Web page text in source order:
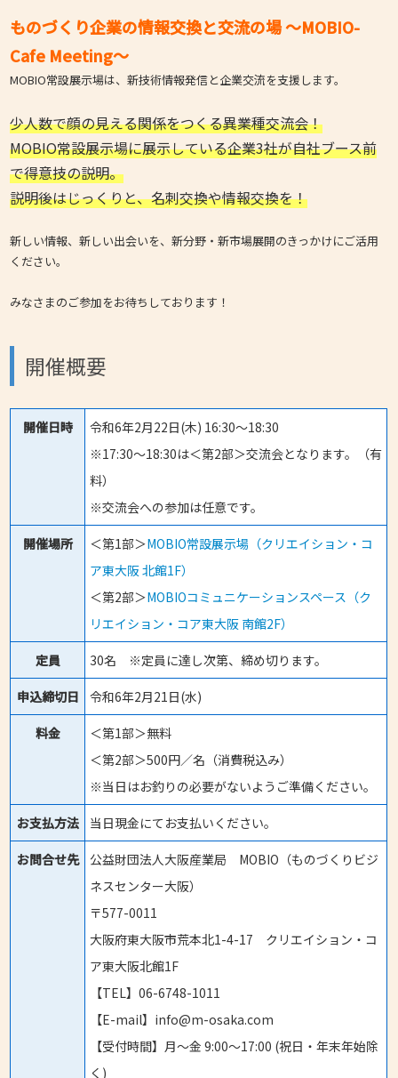
ものづくり企業の情報交換と交流の場 ～MOBIO-
Cafe Meeting～
MOBIO常設展示場は、新技術情報発信と企業交流を支援します。
少人数で顔の見える関係をつくる異業種交流会！
MOBIO常設展示場に展示している企業3社が自社ブース前
で得意技の説明。
説明後はじっくりと、名刺交換や情報交換を！
新しい情報、新しい出会いを、新分野・新市場展開のきっかけにご活用
ください。
みなさまのご参加をお待ちしております！
開催概要
開催日時
令和6年2月22日(木) 16:30～18:30
※17:30～18:30は＜第2部＞交流会となります。（有
料）
※交流会への参加は任意です。
開催場所 ＜第1部＞MOBIO常設展示場（クリエイション・コ
ア東大阪 北館1F）
＜第2部＞MOBIOコミュニケーションスペース（ク
リエイション・コア東大阪 南館2F）
定員 30名 ※定員に達し次第、締め切ります。
申込締切日 令和6年2月21日(水)
料金
＜第1部＞無料
＜第2部＞500円／名（消費税込み）
※当日はお釣りの必要がないようご準備ください。
お支払方法 当日現金にてお支払いください。
お問合せ先
公益財団法人大阪産業局 MOBIO（ものづくりビジ
ネスセンター大阪）
〒577-0011
大阪府東大阪市荒本北1-4-17 クリエイション・コ
ア東大阪北館1F
【TEL】06-6748-1011
【E-mail】info@m-osaka.com
【受付時間】月〜金 9:00〜17:00 (祝日・年末年始除
く)